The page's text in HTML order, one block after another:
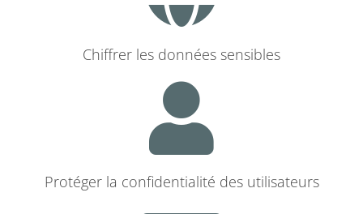
Chiffrer les données sensibles
Protéger la confidentialité des utilisateurs